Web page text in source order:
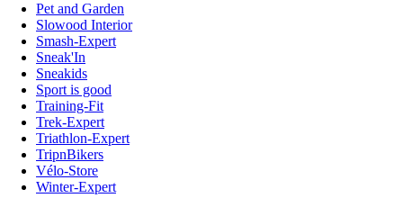
Pet and Garden
Slowood Interior
Smash-Expert
Sneak'In
Sneakids
Sport is good
Training-Fit
Trek-Expert
Triathlon-Expert
TripnBikers
Vélo-Store
Winter-Expert